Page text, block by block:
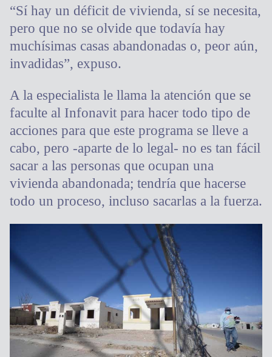
“Sí hay un déficit de vivienda, sí se necesita,
pero que no se olvide que todavía hay
muchísimas casas abandonadas o, peor aún,
invadidas”, expuso.
A la especialista le llama la atención que se
faculte al Infonavit para hacer todo tipo de
acciones para que este programa se lleve a
cabo, pero -aparte de lo legal- no es tan fácil
sacar a las personas que ocupan una
vivienda abandonada; tendría que hacerse
todo un proceso, incluso sacarlas a la fuerza.